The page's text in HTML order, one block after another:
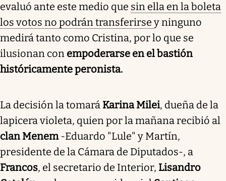
evaluó ante este medio que sin ella en la boleta
los votos no podrán transferirse y ninguno
medirá tanto como Cristina, por lo que se
ilusionan con empoderarse en el bastión
históricamente peronista.
La decisión la tomará Karina Milei, dueña de la
lapicera violeta, quien por la mañana recibió al
clan Menem-Eduardo "Lule" y Martín,
presidente de la Cámara de Diputados-, a
Francos, el secretario de Interior, Lisandro